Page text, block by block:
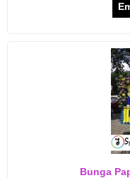
Bunga